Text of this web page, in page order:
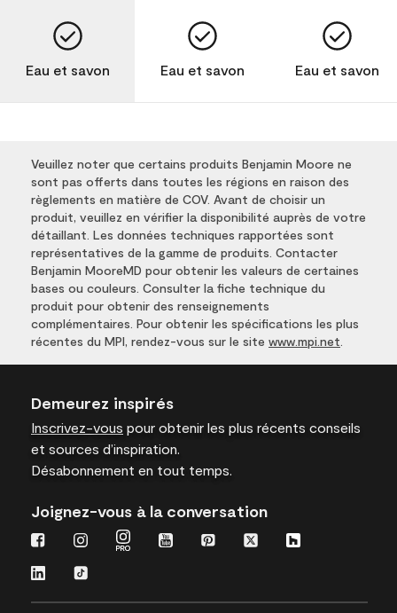
Eau et savon Eau et savon Eau et savon
Veuillez noter que certains produits Benjamin Moore ne
sont pas offerts dans toutes les régions en raison des
règlements en matière de COV. Avant de choisir un
produit, veuillez en vérifier la disponibilité auprès de votre
détaillant. Les données techniques rapportées sont
représentatives de la gamme de produits. Contacter
Benjamin MooreMD pour obtenir les valeurs de certaines
bases ou couleurs. Consulter la fiche technique du
produit pour obtenir des renseignements
complémentaires. Pour obtenir les spécifications les plus
récentes du MPI, rendez-vous sur le site www.mpi.net
Demeurez inspirés
Inscrivez-vous pour obtenir les plus récents conseils
et sources d’inspiration.
Désabonnement en tout temps.
Joignez-vous à la conversation